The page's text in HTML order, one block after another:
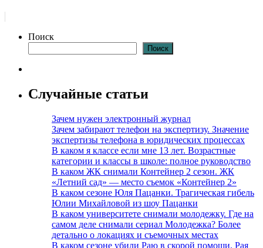
Поиск
Поиск
Случайные статьи
Зачем нужен электронный журнал
Зачем забирают телефон на экспертизу. Значение
экспертизы телефона в юридических процессах
В каком я классе если мне 13 лет. Возрастные
категории и классы в школе: полное руководство
В каком ЖК снимали Контейнер 2 сезон. ЖК
«Летний сад» — место съемок «Контейнер 2»
В каком сезоне Юля Пацанки. Трагическая гибель
Юлии Михайловой из шоу Пацанки
В каком университете снимали молодежку. Где на
самом деле снимали сериал Молодежка? Более
детально о локациях и съемочных местах
В каком сезоне убили Раю в скорой помощи. Рая